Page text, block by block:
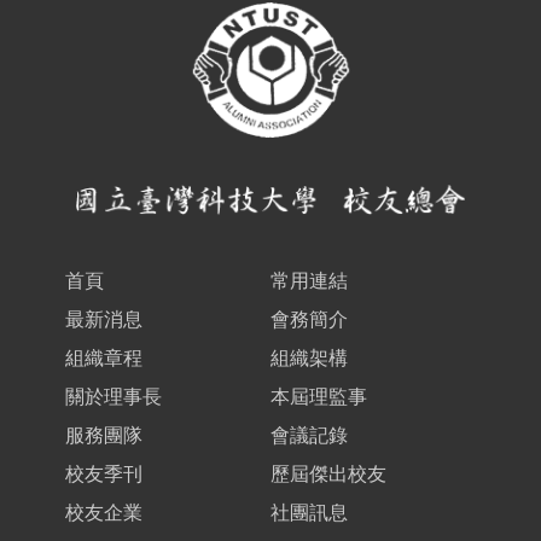
首頁
常用連結
最新消息
會務簡介
組織章程
組織架構
關於理事長
本屆理監事
服務團隊
會議記錄
校友季刊
歷屆傑出校友
校友企業
社團訊息